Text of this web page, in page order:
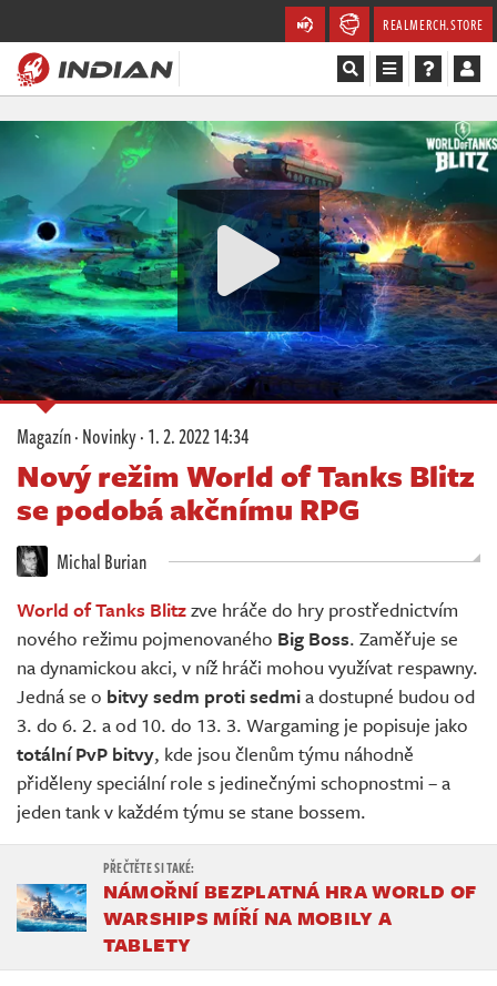
REALMERCH.STORE
Magazín
Videa
Soutěže
Databáze
Komunita
Redakce
Živě
Magazín·Novinky·1. 2. 2022 14:34
Nový režim World of Tanks Blitz
se podobá akčnímu RPG
Michal Burian
World of Tanks Blitzzve hráče do hry prostřednictvím
nového režimu pojmenovaného Big Boss. Zaměřuje se
na dynamickou akci, v níž hráči mohou využívat respawny.
Jedná se o bitvy sedm proti sedmia dostupné budou od
3. do 6. 2. a od 10. do 13. 3. Wargaming je popisuje jako
totální PvP bitvy, kde jsou členům týmu náhodně
přiděleny speciální role s jedinečnými schopnostmi – a
jeden tank v každém týmu se stane bossem.
NÁMOŘNÍ BEZPLATNÁ HRA WORLD OF
WARSHIPS MÍŘÍ NA MOBILY A
TABLETY